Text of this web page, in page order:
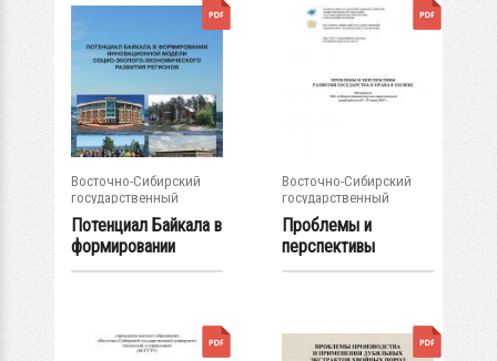
Восточно-Сибирский
государственный
университет...
Потенциал Байкала в
формировании
инновационной...
Восточно-Сибирский
государственный
университет...
Проблемы и
перспективы
развития